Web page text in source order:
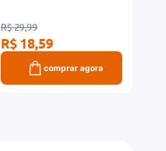
R$ 29,99
R$ 18,59
comprar agora